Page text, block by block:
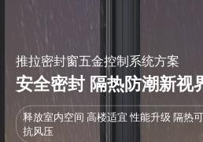
推拉密封窗五金控制系统方案
安全密封 隔热防潮新视
释放室内空间 高楼适宜 性能升级 隔热
抗风压